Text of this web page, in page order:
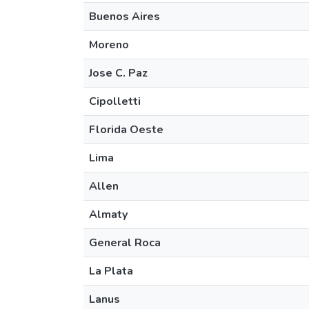
Buenos Aires
Moreno
Jose C. Paz
Cipolletti
Florida Oeste
Lima
Allen
Almaty
General Roca
La Plata
Lanus